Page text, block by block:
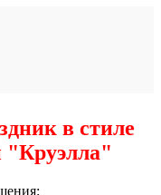
в стиле
"Круэлла"